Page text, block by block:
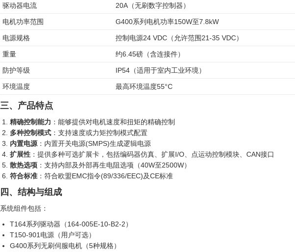
驱动器电流 20A（无刷数字控制器）
电机功率范围 G400系列电机功率150W至7.8kW
电源规格 控制电源24 VDC（允许范围21-35 VDC）
重量 约6.45磅（含连接件）
防护等级 IP54（适用于室内工业环境）
环境温度 最高环境温度55°C
三、产品特点
精确控制能力 ：能够提供对电机速度和扭矩的精确控制
多种控制模式 ：支持速度或力矩控制模式配置
内置电源 ：内置开关电源(SMPS)生成逻辑电源
扩展性 ：提供多种可选扩展卡，包括编码器仿真、扩展I/O、点运动控制模块、CAN接口
散热选项 ：支持内部及外部再生电阻选项（40W至2500W）
符合标准 ：符合欧盟EMC指令(89/336/EEC)及CE标准
四、结构与组成
系统组件包括：
T164系列驱动器（164-005E-10-B2-2）
T150-901电源（用户可选）
G400系列无刷伺服电机（5种规格）